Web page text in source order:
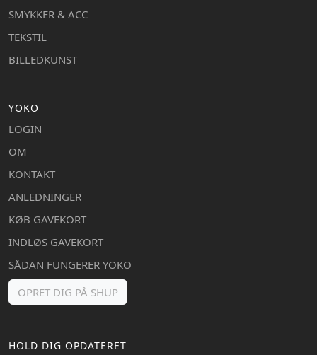
SMYKKER & ACC
TEKSTIL
BILLEDKUNST
YOKO
LOGIN
OM
KONTAKT
ANLEDNINGER
KØB GAVEKORT
INDLØS GAVEKORT
SÅDAN FUNGERER YOKO
OPRET DIG PÅ SHUP
HOLD DIG OPDATERET